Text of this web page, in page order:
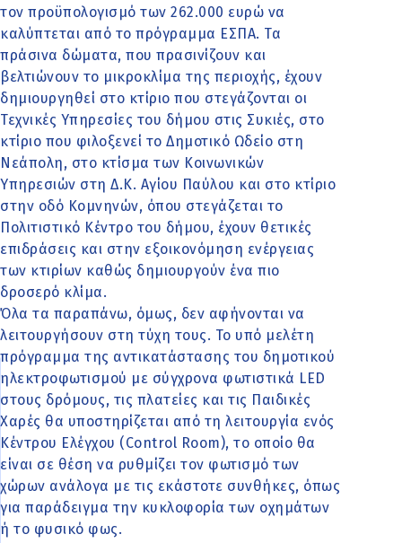
τον προϋπολογισμό των 262.000 ευρώ να
καλύπτεται από το πρόγραμμα ΕΣΠΑ. Τα
πράσινα δώματα, που πρασινίζουν και
βελτιώνουν το μικροκλίμα της περιοχής, έχουν
δημιουργηθεί στο κτίριο που στεγάζονται οι
Τεχνικές Υπηρεσίες του δήμου στις Συκιές, στο
κτίριο που φιλοξενεί το Δημοτικό Ωδείο στη
Νεάπολη, στο κτίσμα των Κοινωνικών
Υπηρεσιών στη Δ.Κ. Αγίου Παύλου και στο κτίριο
στην οδό Κομνηνών, όπου στεγάζεται το
Πολιτιστικό Κέντρο του δήμου, έχουν θετικές
επιδράσεις και στην εξοικονόμηση ενέργειας
των κτιρίων καθώς δημιουργούν ένα πιο
δροσερό κλίμα.
Όλα τα παραπάνω, όμως, δεν αφήνονται να
λειτουργήσουν στη τύχη τους. Το υπό μελέτη
πρόγραμμα της αντικατάστασης του δημοτικού
ηλεκτροφωτισμού με σύγχρονα φωτιστικά LED
στους δρόμους, τις πλατείες και τις Παιδικές
Χαρές θα υποστηρίζεται από τη λειτουργία ενός
Κέντρου Ελέγχου (Control Room), το οποίο θα
είναι σε θέση να ρυθμίζει τον φωτισμό των
χώρων ανάλογα με τις εκάστοτε συνθήκες, όπως
για παράδειγμα την κυκλοφορία των οχημάτων
ή το φυσικό φως.